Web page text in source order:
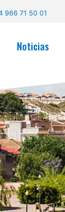
966 71 50 01
Noticias